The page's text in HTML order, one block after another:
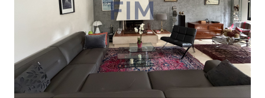
VOIR LE BIEN